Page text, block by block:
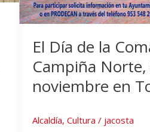
El Día de la
Campiña
noviembre en
Alcaldía,Cultura / jacosta